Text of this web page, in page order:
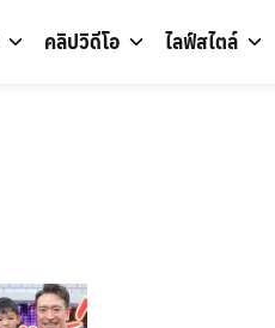
คลิปวิดีโอ ไลฟ์สไตล์